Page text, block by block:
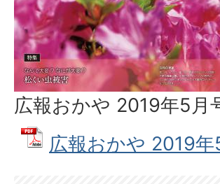
広報おかや 2019年5月
広報おかや 2019